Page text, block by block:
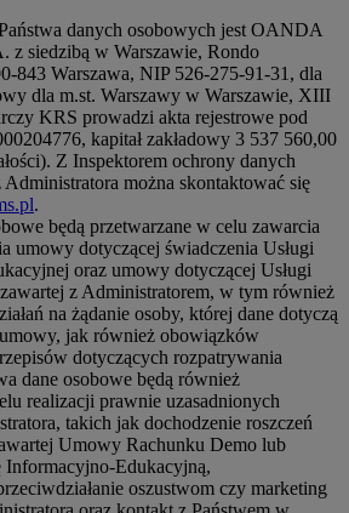
danych osobowych jest OANDA
z siedzibą w Warszawie, Rondo
843 Warszawa, NIP 526-275-91-31, dla
dla m.st. Warszawy w Warszawie, XIII
KRS prowadzi akta rejestrowe pod
kapitał zakładowy 3 537 560,00
Z Inspektorem ochrony danych
Administratora można skontaktować się
.
będą przetwarzane w celu zawarcia
umowy dotyczącej świadczenia Usługi
oraz umowy dotyczącej Usługi
z Administratorem, w tym również
na żądanie osoby, której dane dotyczą
jak również obowiązków
dotyczących rozpatrywania
dane osobowe będą również
realizacji prawnie uzasadnionych
takich jak dochodzenie roszczeń
Umowy Rachunku Demo lub
Informacyjno-Edukacyjną,
oszustwom czy marketing